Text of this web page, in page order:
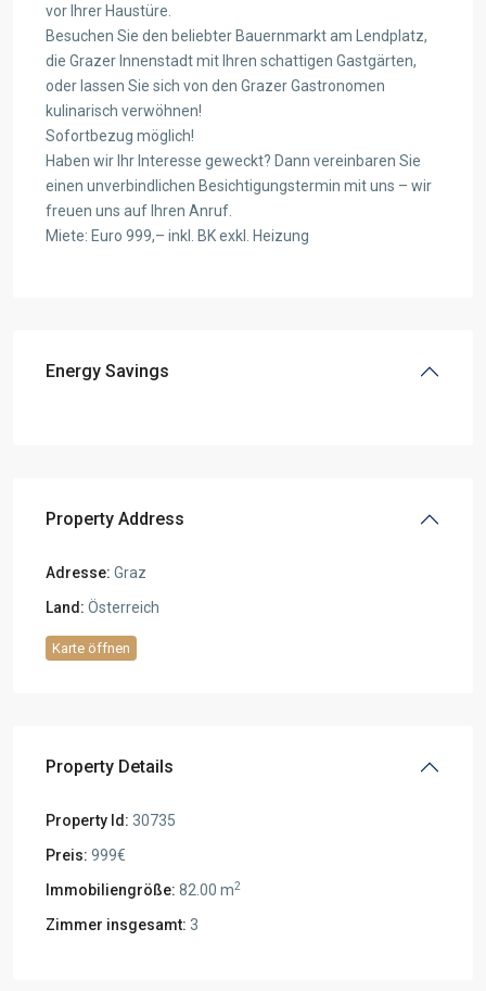
vor Ihrer Haustüre.
Besuchen Sie den beliebter Bauernmarkt am Lendplatz,
die Grazer Innenstadt mit Ihren schattigen Gastgärten,
oder lassen Sie sich von den Grazer Gastronomen
kulinarisch verwöhnen!
Sofortbezug möglich!
Haben wir Ihr Interesse geweckt? Dann vereinbaren Sie
einen unverbindlichen Besichtigungstermin mit uns – wir
freuen uns auf Ihren Anruf.
Miete: Euro 999,– inkl. BK exkl. Heizung
Energy Savings
Property Address
Adresse: Graz
Land: Österreich
Karte öffnen
Property Details
Property Id: 30735
Preis: 999€
Immobiliengröße: 82.00 m2
Zimmer insgesamt: 3